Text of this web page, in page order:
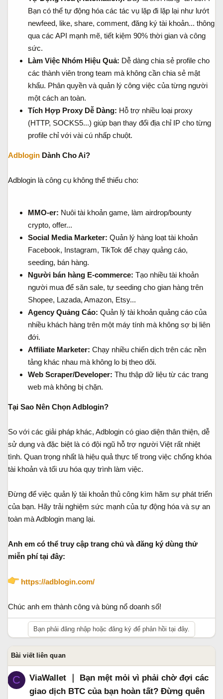
Bạn có thể tự động hóa các tác vụ lặp đi lặp lại như lướt
newfeed, like, share, comment, đăng ký tài khoản... thông
qua các API mạnh mẽ, tiết kiệm 90% thời gian và công
sức.
Làm Việc Nhóm Hiệu Quả: Dễ dàng chia sẻ profile cho
các thành viên trong team mà không cần chia sẻ mật
khẩu. Phân quyền và quản lý công việc của từng người
một cách an toàn.
Tích Hợp Proxy Dễ Dàng: Hỗ trợ nhiều loại proxy
(HTTP, SOCKS5...) giúp bạn thay đổi địa chỉ IP cho từng
profile chỉ với vài cú nhấp chuột.
Adblogin Dành Cho Ai?
Adblogin là công cụ không thể thiếu cho:
MMO-er: Nuôi tài khoản game, làm airdrop/bounty
crypto, offer...
Social Media Marketer: Quản lý hàng loạt tài khoản
Facebook, Instagram, TikTok để chạy quảng cáo,
seeding, bán hàng.
Người bán hàng E-commerce: Tạo nhiều tài khoản
người mua để săn sale, tự seeding cho gian hàng trên
Shopee, Lazada, Amazon, Etsy...
Agency Quảng Cáo: Quản lý tài khoản quảng cáo của
nhiều khách hàng trên một máy tính mà không sợ bị liên
đới.
Affiliate Marketer: Chạy nhiều chiến dịch trên các nền
tảng khác nhau mà không lo bị theo dõi.
Web Scraper/Developer: Thu thập dữ liệu từ các trang
web mà không bị chặn.
Tại Sao Nên Chọn Adblogin?
So với các giải pháp khác, Adblogin có giao diện thân thiện, dễ
sử dụng và đặc biệt là có đội ngũ hỗ trợ người Việt rất nhiệt
tình. Quan trọng nhất là hiệu quả thực tế trong việc chống khóa
tài khoản và tối ưu hóa quy trình làm việc.
Đừng để việc quản lý tài khoản thủ công kìm hãm sự phát triển
của bạn. Hãy trải nghiệm sức mạnh của tự động hóa và sự an
toàn mà Adblogin mang lại.
Anh em có thể truy cập trang chủ và đăng ký dùng thử
miễn phí tại đây:
https://adblogin.com/
Chúc anh em thành công và bùng nổ doanh số!
Bạn phải đăng nhập hoặc đăng ký để phản hồi tại đây.
Bài viết liên quan
C
ViaWallet ｜ Bạn mệt mỏi vì phải chờ đợi các
giao dịch BTC của bạn hoàn tất? Đừng quên